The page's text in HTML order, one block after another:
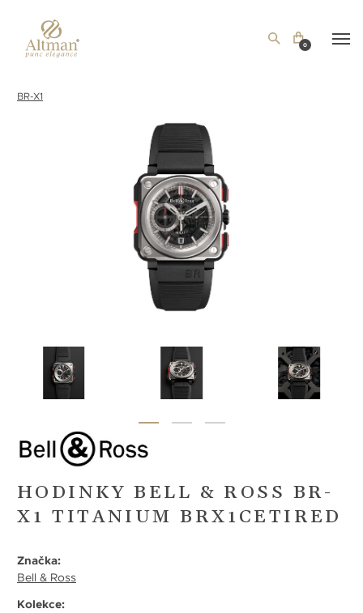
0
BR-X1
HODINKY BELL & ROSS BR-
X1 TITANIUM BRX1CETIRED
Značka:
Bell & Ross
Kolekce: